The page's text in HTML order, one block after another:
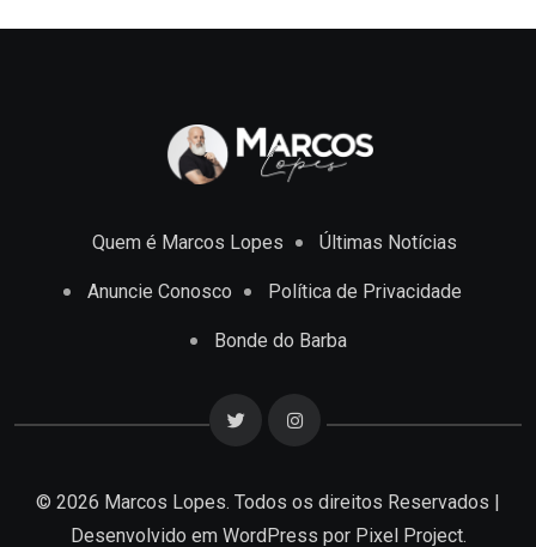
Quem é Marcos Lopes Últimas Notícias
Anuncie Conosco Política de Privacidade
Bonde do Barba
© 2026 Marcos Lopes. Todos os direitos Reservados |
Desenvolvido em WordPress por Pixel Project.